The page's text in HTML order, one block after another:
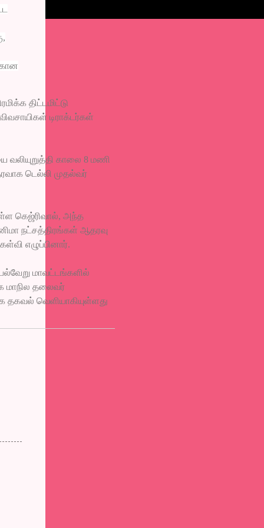
திட்டமிட்டு
டிராக்டர்கள்
வலியுறுத்தி காலை 8 மணி
டெல்லி முதல்வர்
கெஜ்ரிவால், அந்த
நட்சத்திரங்கள் ஆதரவு
எழுப்பினார்.
மாவட்டங்களில்
மாநில தலைவர்
வெளியாகியுள்ளது